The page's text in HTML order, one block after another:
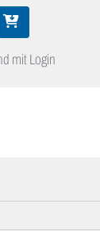
mit Login